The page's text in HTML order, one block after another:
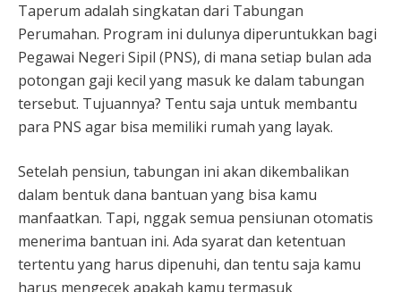
Taperum adalah singkatan dari Tabungan
Perumahan. Program ini dulunya diperuntukkan bagi
Pegawai Negeri Sipil (PNS), di mana setiap bulan ada
potongan gaji kecil yang masuk ke dalam tabungan
tersebut. Tujuannya? Tentu saja untuk membantu
para PNS agar bisa memiliki rumah yang layak.
Setelah pensiun, tabungan ini akan dikembalikan
dalam bentuk dana bantuan yang bisa kamu
manfaatkan. Tapi, nggak semua pensiunan otomatis
menerima bantuan ini. Ada syarat dan ketentuan
tertentu yang harus dipenuhi, dan tentu saja kamu
harus mengecek apakah kamu termasuk